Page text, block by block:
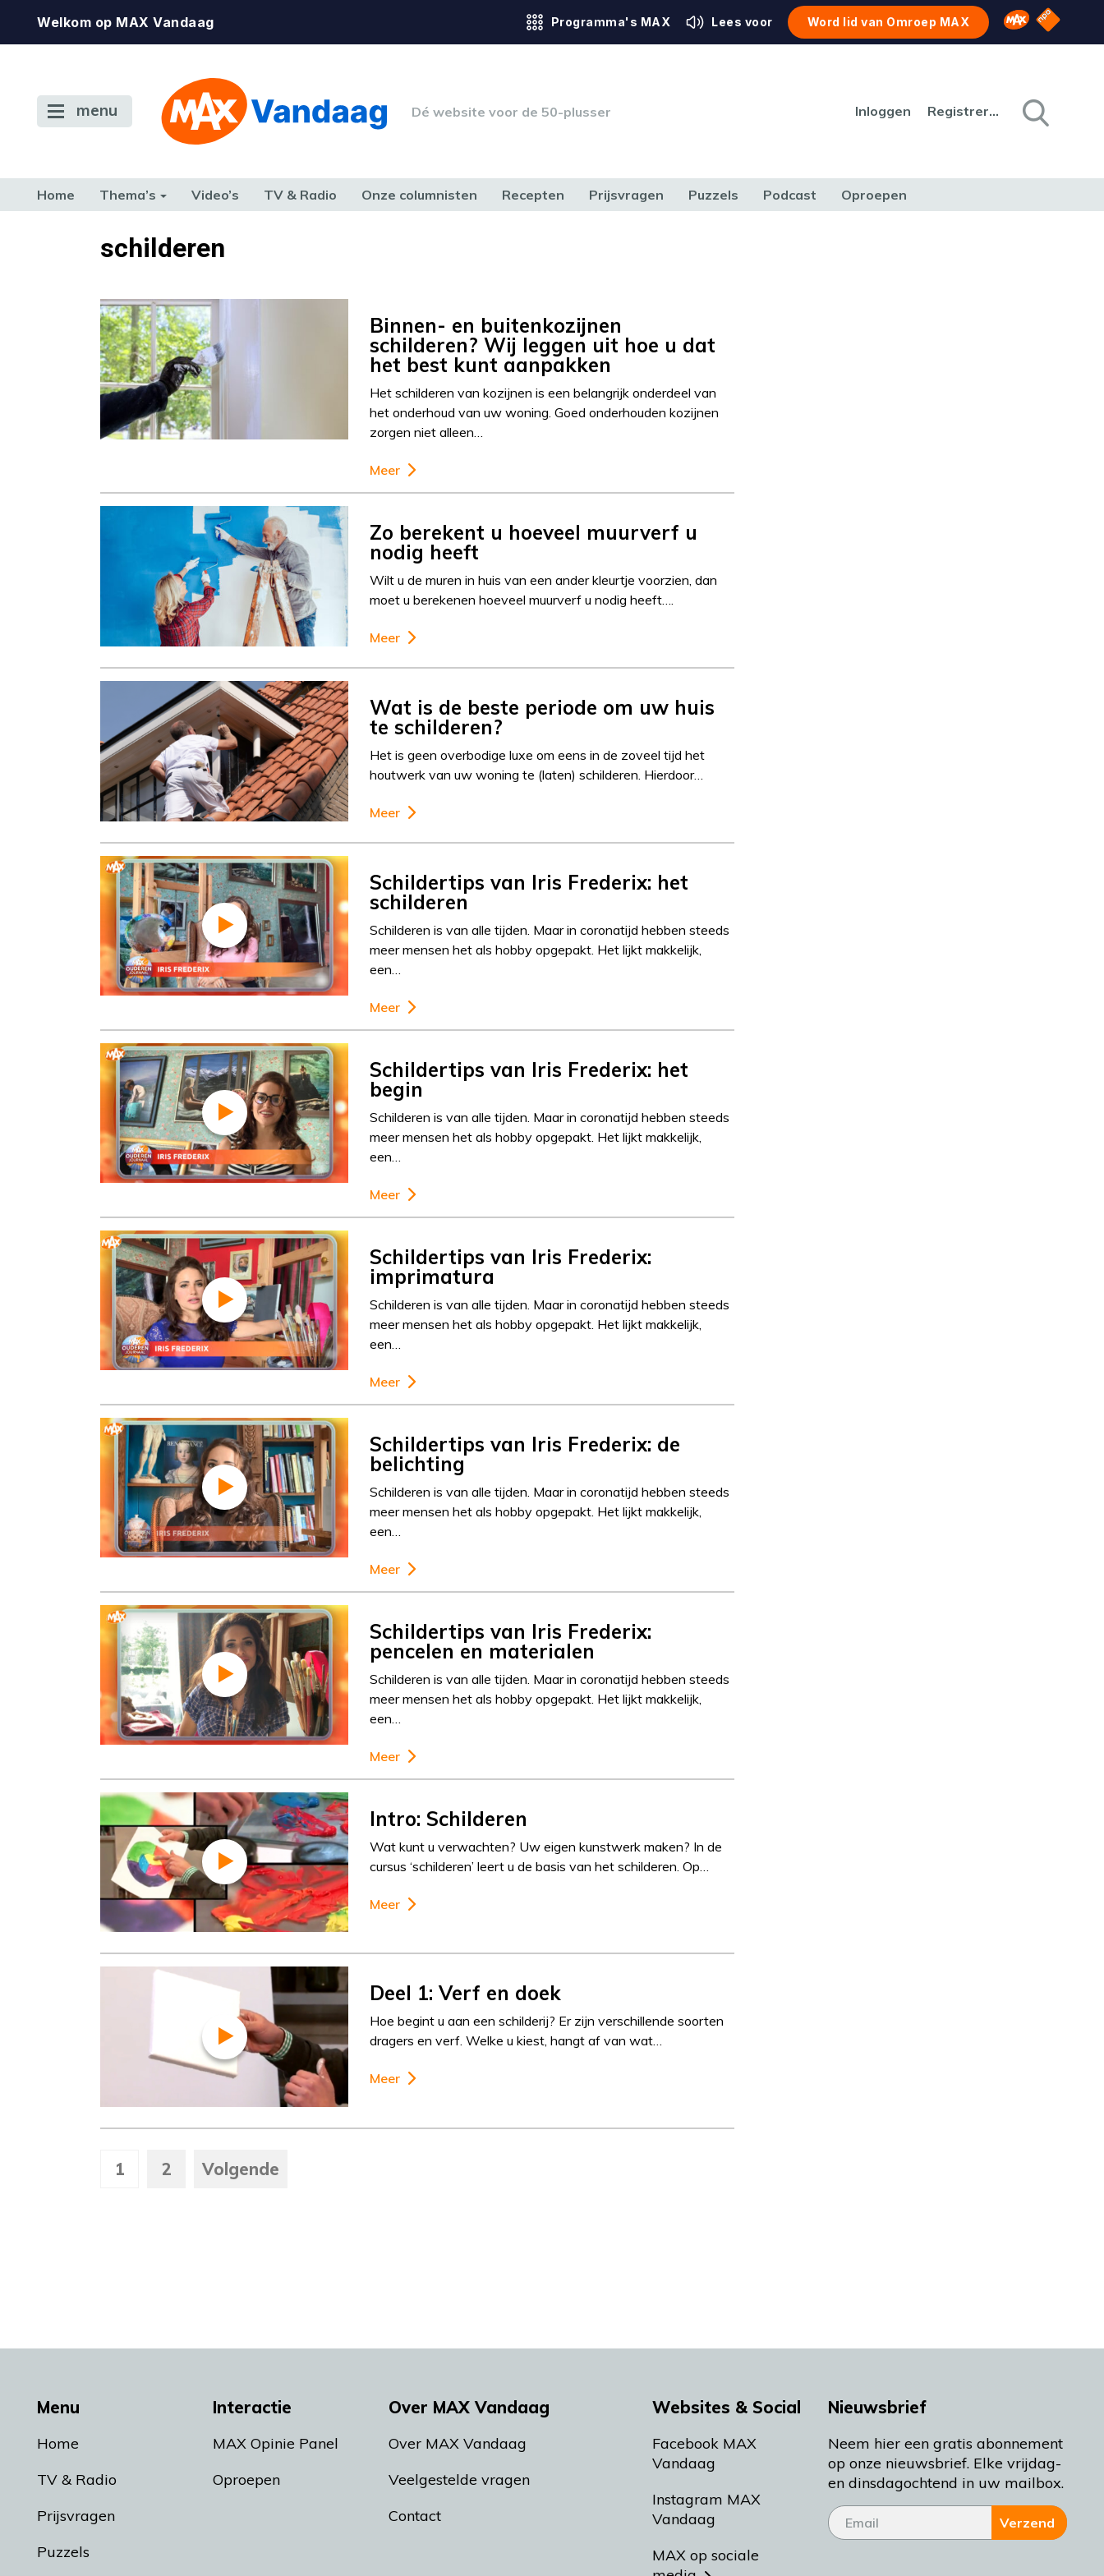
Welkom op MAX Vandaag Programma's MAX Lees voor Word lid van Omroep MAX Omroep MAX
NPO
menu Dé website voor de 50-plusser Inloggen Registreren
Home Thema’s Video’s TV & Radio Onze columnisten Recepten Prijsvragen Puzzels Podcast Oproepen
TERUG NAAR TOENschilderen
Binnen- en buitenkozijnen
schilderen? Wij leggen uit hoe u dat
het best kunt aanpakken
Het schilderen van kozijnen is een belangrijk onderdeel van
het onderhoud van uw woning. Goed onderhouden kozijnen
zorgen niet alleen…
Meer
Zo berekent u hoeveel muurverf u
nodig heeft
Wilt u de muren in huis van een ander kleurtje voorzien, dan
moet u berekenen hoeveel muurverf u nodig heeft….
Meer
Wat is de beste periode om uw huis
te schilderen?
Het is geen overbodige luxe om eens in de zoveel tijd het
houtwerk van uw woning te (laten) schilderen. Hierdoor…
Meer
Schildertips van Iris Frederix: het
schilderen
Schilderen is van alle tijden. Maar in coronatijd hebben steeds
meer mensen het als hobby opgepakt. Het lijkt makkelijk,
een…
Meer
Schildertips van Iris Frederix: het
begin
Schilderen is van alle tijden. Maar in coronatijd hebben steeds
meer mensen het als hobby opgepakt. Het lijkt makkelijk,
een…
Meer
Schildertips van Iris Frederix:
imprimatura
Schilderen is van alle tijden. Maar in coronatijd hebben steeds
meer mensen het als hobby opgepakt. Het lijkt makkelijk,
een…
Meer
Schildertips van Iris Frederix: de
belichting
Schilderen is van alle tijden. Maar in coronatijd hebben steeds
meer mensen het als hobby opgepakt. Het lijkt makkelijk,
een…
Meer
Schildertips van Iris Frederix:
pencelen en materialen
Schilderen is van alle tijden. Maar in coronatijd hebben steeds
meer mensen het als hobby opgepakt. Het lijkt makkelijk,
een…
Meer
Intro: Schilderen
Wat kunt u verwachten? Uw eigen kunstwerk maken? In de
cursus ‘schilderen’ leert u de basis van het schilderen. Op…
Meer
Deel 1: Verf en doek
Hoe begint u aan een schilderij? Er zijn verschillende soorten
dragers en verf. Welke u kiest, hangt af van wat…
Meer
1 2 Volgende
Menu
Home
TV & Radio
Prijsvragen
Puzzels
Interactie
MAX Opinie Panel
Oproepen
Over MAX Vandaag
Over MAX Vandaag
Veelgestelde vragen
Contact
Websites & Social
Facebook MAX
Vandaag
Instagram MAX
Vandaag
MAX op sociale
Nieuwsbrief
Neem hier een gratis abonnement
op onze nieuwsbrief. Elke vrijdag-
en dinsdagochtend in uw mailbox.
Verzend